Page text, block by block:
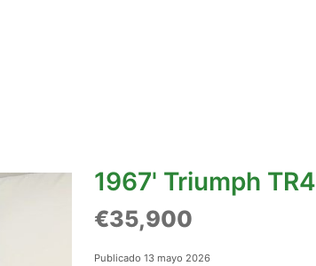
1967' Triumph TR4
€35,900
Publicado 13 mayo 2026